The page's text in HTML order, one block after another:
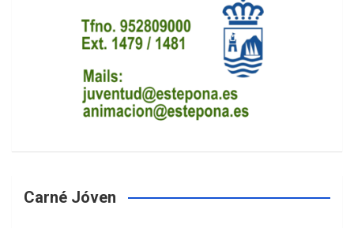
Carné Jóven